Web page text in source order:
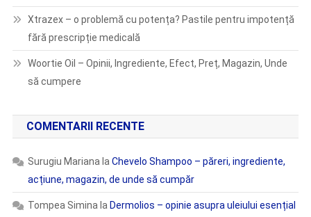
Xtrazex – o problemă cu potența? Pastile pentru impotență
fără prescripție medicală
Woortie Oil – Opinii, Ingrediente, Efect, Preț, Magazin, Unde
să cumpere
COMENTARII RECENTE
Surugiu Mariana la Chevelo Shampoo – păreri, ingrediente,
acțiune, magazin, de unde să cumpăr
Tompea Simina la Dermolios – opinie asupra uleiului esențial